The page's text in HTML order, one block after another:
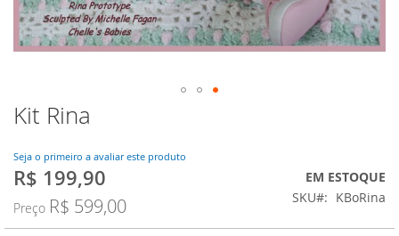
Kit Rina
Seja o primeiro a avaliar este produto
Preço
R$ 199,90
Preço R$ 599,00
EM ESTOQUE
SKU
KBoRina
Saltar
para
início
da
Galeria
de